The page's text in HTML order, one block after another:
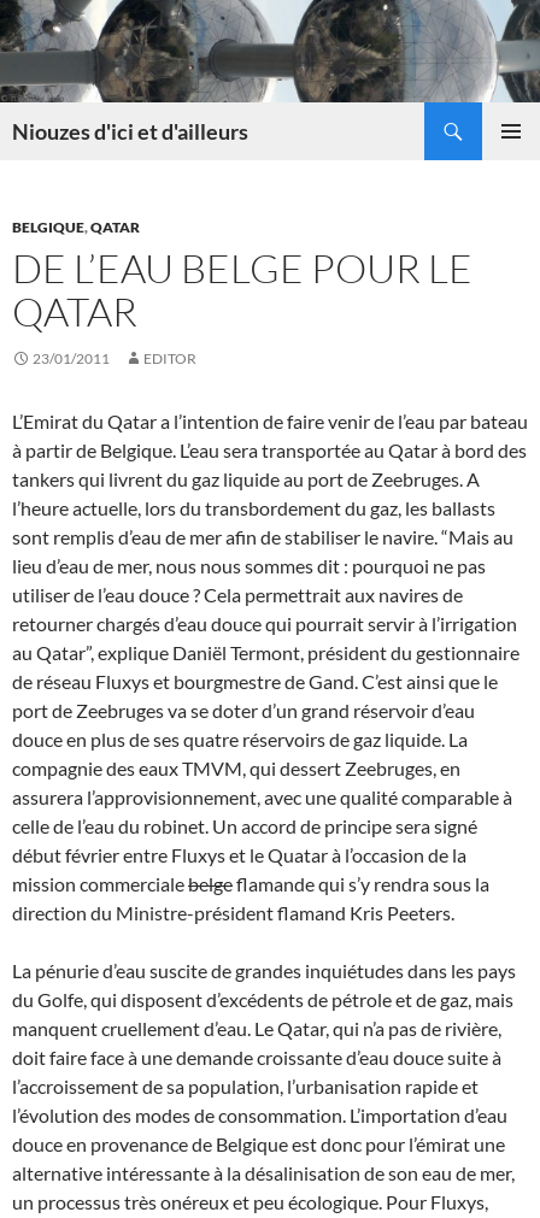
Skip
to
Niouzes d'ici et d'ailleurs
BELGIQUE,QATAR
DE L’EAU BELGE POUR LE
QATAR
23/01/2011 EDITOR
L’Emirat du Qatar a l’intention de faire venir de l’eau par bateau
à partir de Belgique. L’eau sera transportée au Qatar à bord des
tankers qui livrent du gaz liquide au port de Zeebruges. A
l’heure actuelle, lors du transbordement du gaz, les ballasts
sont remplis d’eau de mer afin de stabiliser le navire. “Mais au
lieu d’eau de mer, nous nous sommes dit : pourquoi ne pas
utiliser de l’eau douce ? Cela permettrait aux navires de
retourner chargés d’eau douce qui pourrait servir à l’irrigation
au Qatar”, explique Daniël Termont, président du gestionnaire
de réseau Fluxys et bourgmestre de Gand. C’est ainsi que le
port de Zeebruges va se doter d’un grand réservoir d’eau
douce en plus de ses quatre réservoirs de gaz liquide. La
compagnie des eaux TMVM, qui dessert Zeebruges, en
assurera l’approvisionnement, avec une qualité comparable à
celle de l’eau du robinet. Un accord de principe sera signé
début février entre Fluxys et le Quatar à l’occasion de la
mission commercialebelgeflamande qui s’y rendra sous la
direction du Ministre-président flamand Kris Peeters.
La pénurie d’eau suscite de grandes inquiétudes dans les pays
du Golfe, qui disposent d’excédents de pétrole et de gaz, mais
manquent cruellement d’eau. Le Qatar, qui n’a pas de rivière,
doit faire face à une demande croissante d’eau douce suite à
l’accroissement de sa population, l’urbanisation rapide et
l’évolution des modes de consommation. L’importation d’eau
douce en provenance de Belgique est donc pour l’émirat une
alternative intéressante à la désalinisation de son eau de mer,
un processus très onéreux et peu écologique. Pour Fluxys,